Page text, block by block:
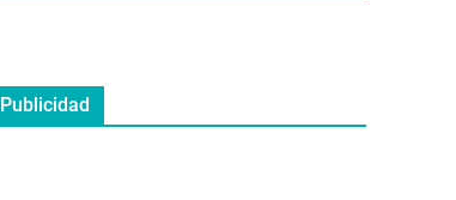
Publicidad